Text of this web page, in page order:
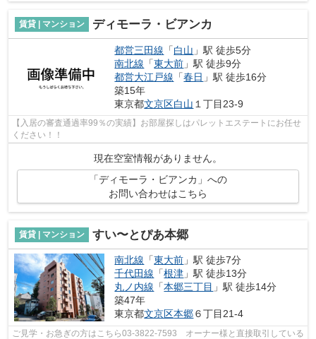
賃貸 | マンション ディモーラ・ビアンカ
都営三田線 「白山 」駅 徒歩5分
南北線 「東大前 」駅 徒歩9分
都営大江戸線 「春日 」駅 徒歩16分
築15年
東京都文京区白山 １丁目23-9
【入居の審査通過率99％の実績】お部屋探しはパレットエステートにお任せ
ください！！
現在空室情報がありません。
「ディモーラ・ビアンカ」への
お問い合わせはこちら
賃貸 | マンション すい〜とぴあ本郷
南北線 「東大前 」駅 徒歩7分
千代田線 「根津 」駅 徒歩13分
丸ノ内線 「本郷三丁目 」駅 徒歩14分
築47年
東京都文京区本郷６丁目21-4
ご見学・お急ぎの方はこちら03-3822-7593 オーナー様と直接取引している